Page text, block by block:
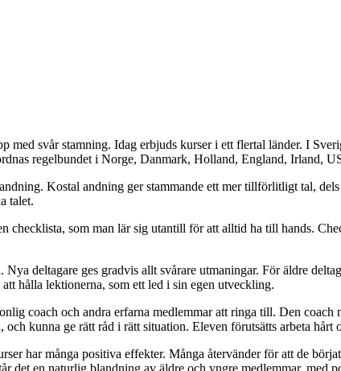
svår stamning. Idag erbjuds kurser i ett flertal länder. I
regelbundet i Norge, Danmark, Holland, England, Irland,
Kostal andning ger stammande ett mer tillförlitligt tal,
talet.
som man lär sig utantill för att alltid ha till hands.
deltagare ges gradvis allt svårare utmaningar. För äldre
hålla lektionerna, som ett led i sin egen utveckling.
coach och andra erfarna medlemmar att ringa till. Den
kunna ge rätt råd i rätt situation. Eleven förutsätts arbeta hårt
har många positiva effekter. Många återvänder för att de
det en naturlig blandning av äldre och yngre medlemmar, med